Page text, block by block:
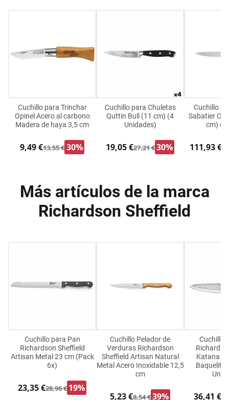
Cuchillo para Trinchar
Opinel Acero al carbono
Madera de haya 3,5 cm
9,49 €13,55 € 30%
Cuchillo para Chuletas
Quttin Bull (11 cm) (4
Unidades)
19,05 €27,21 €30%
Cuchillo
Sabatier
cm)
111,93 €
Más artículos de la marca
Richardson Sheffield
Cuchillo para Pan
Richardson Sheffield
Artisan Metal 23 cm (Pack
6x)
23,35 €28,96 € 19%
Cuchillo Pelador de
Verduras Richardson
Sheffield Artisan Natural
Metal Acero Inoxidable 12,5
cm
5,23 €8,54 €39%
Cuchillo
Katana
Baquelita
36,41 €